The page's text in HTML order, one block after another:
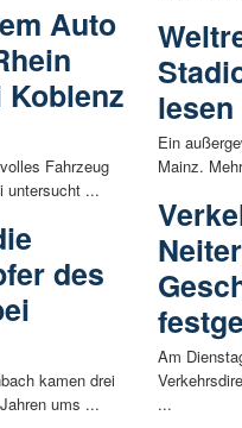
Auto
Koblenz
Fahrzeug
untersucht ...
des
kamen drei
ums ...
Ein
Mainz.
Am
...